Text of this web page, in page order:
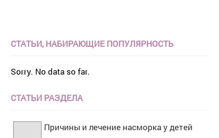
СТАТЬИ, НАБИРАЮЩИЕ ПОПУЛЯРНОСТЬ
Sorry. No data so far.
СТАТЬИ РАЗДЕЛА
Причины и лечение насморка у детей